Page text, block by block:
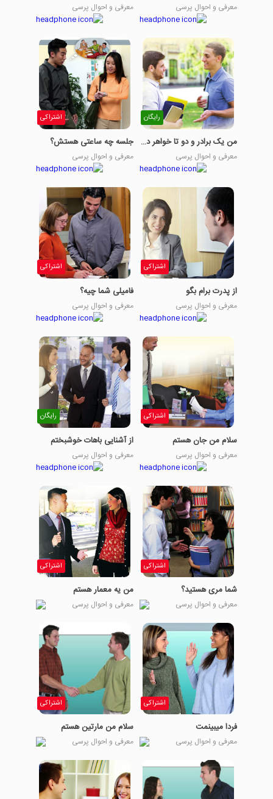
معرفی و احوال پرسی معرفی و احوال پرسی
رایگان
من یک برادر و دو تا خواهر دارم
معرفی و احوال پرسی
اشتراکی
جلسه چه ساعتی هستش؟
معرفی و احوال پرسی
اشتراکی
از پدرت برام بگو
معرفی و احوال پرسی
اشتراکی
فامیلی شما چیه؟
معرفی و احوال پرسی
اشتراکی
سلام من جان هستم
معرفی و احوال پرسی
رایگان
از آشنایی باهات خوشبختم
معرفی و احوال پرسی
اشتراکی
شما مری هستید؟
معرفی و احوال پرسی
اشتراکی
من یه معمار هستم
معرفی و احوال پرسی
اشتراکی
فردا میبینمت
معرفی و احوال پرسی
اشتراکی
سلام من مارتین هستم
معرفی و احوال پرسی